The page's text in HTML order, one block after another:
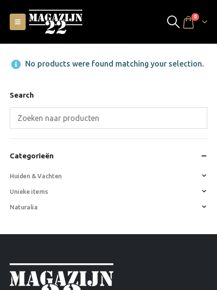
0
No products were found matching your selection.
Search
Categorieën
Huiden & Vachten
Unieke items
Naturalia